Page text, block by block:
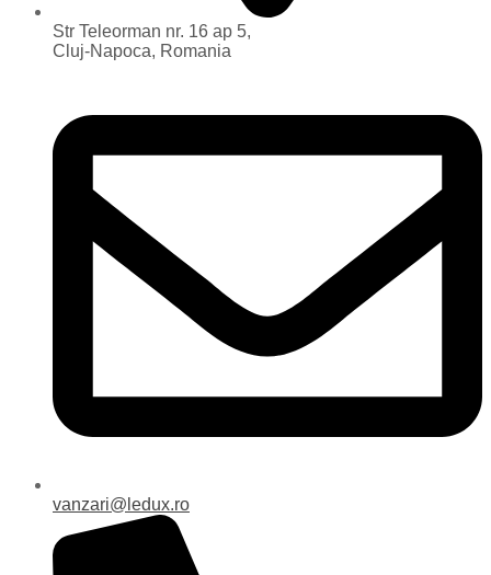
Str Teleorman nr. 16 ap 5,
Cluj-Napoca, Romania
vanzari@ledux.ro